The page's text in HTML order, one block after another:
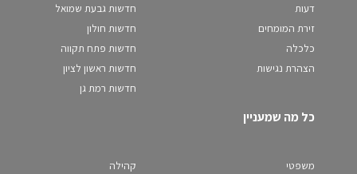
דעות
זירת המומחים
כלכלה
הצהרת נגישות
חדשות גבעת שמואל
חדשות חולון
חדשות פתח תקווה
חדשות ראשון לציון
חדשות רמת גן
כל מה שמעניין
משפטי
קהילה